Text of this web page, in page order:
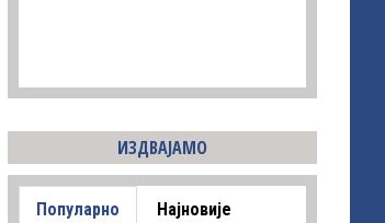
ИЗДВАЈАМО
Популарно Најновије